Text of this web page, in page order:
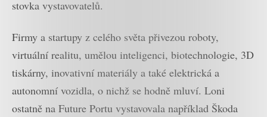
stovka vystavovatelů.
Firmy a startupy z celého světa přivezou roboty,
virtuální realitu, umělou inteligenci, biotechnologie, 3D
tiskárny, inovativní materiály a také elektrická a
autonomní vozidla, o nichž se hodně mluví. Loni
ostatně na Future Portu vystavovala například Škoda